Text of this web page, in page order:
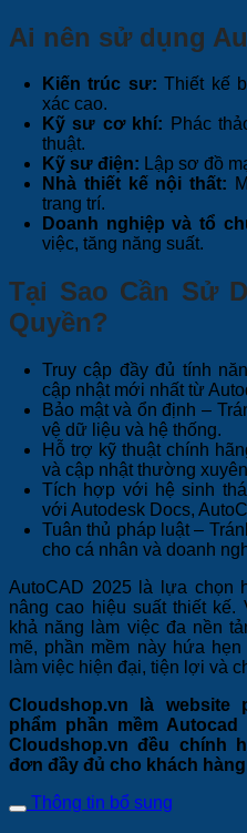
Ai nên sử dụng
Kiến trúc sư: Thiết kế
xác cao.
Kỹ sư cơ khí: Phác
thuật.
Kỹ sư điện: Lập sơ đồ
Nhà thiết kế nội thất:
trang trí.
Doanh nghiệp và tổ
việc, tăng năng suất.
Tại Sao Cần Sử
Quyền?
Truy cập đầy đủ tính
cập nhật mới nhất từ
Bảo mật và ổn định –
vệ dữ liệu và hệ thống.
Hỗ trợ kỹ thuật chính
và cập nhật thường
Tích hợp với hệ sinh
với Autodesk Docs,
Tuân thủ pháp luật –
cho cá nhân và doanh
AutoCAD 2025 là lựa chọn
nâng cao hiệu suất thiết
khả năng làm việc đa nền
mẽ, phần mềm này hứa
làm việc hiện đại, tiện lợi và
Cloudshop.vn là
phẩm phần mềm
Cloudshop.vn đều chính
đơn đầy đủ cho khách
Thông tin bổ sung